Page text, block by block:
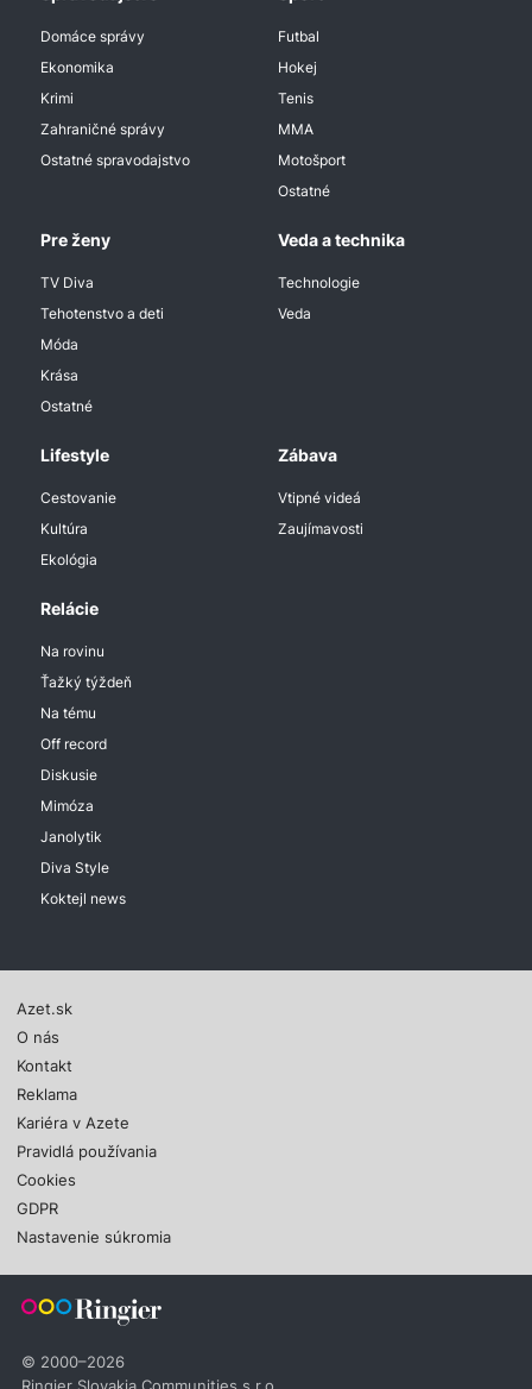
Domáce správy
Ekonomika
Krimi
Zahraničné správy
Ostatné spravodajstvo
Futbal
Hokej
Tenis
MMA
Motošport
Ostatné
Pre ženy
TV Diva
Tehotenstvo a deti
Móda
Krása
Ostatné
Veda a technika
Technologie
Veda
Lifestyle
Cestovanie
Kultúra
Ekológia
Zábava
Vtipné videá
Zaujímavosti
Relácie
Na rovinu
Ťažký týždeň
Na tému
Off record
Diskusie
Mimóza
Janolytik
Diva Style
Koktejl news
Azet.sk
O nás
Kontakt
Reklama
Kariéra v Azete
Pravidlá používania
Cookies
GDPR
Nastavenie súkromia
© 2000–2026